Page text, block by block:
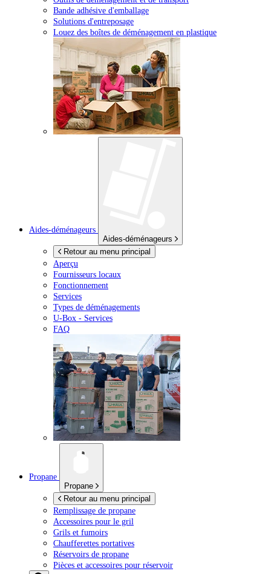
Bande adhésive d'emballage
Solutions d'entreposage
Louez des boîtes de déménagement en plastique
Aides-déménageurs
Aides-déménageurs
Retour au menu principal
Aperçu
Fournisseurs locaux
Fonctionnement
Services
Types de déménagements
U-Box - Services
FAQ
Propane
Propane
Retour au menu principal
Remplissage de propane
Accessoires pour le gril
Grils et fumoirs
Chaufferettes portatives
Réservoirs de propane
Pièces et accessoires pour réservoir